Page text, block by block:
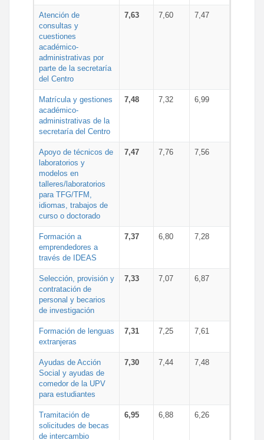
Atención de
consultas y
cuestiones
académico-
administrativas por
parte de la secretaría
del Centro
7,63 7,60 7,47
Matrícula y gestiones
académico-
administrativas de la
secretaría del Centro
7,48 7,32 6,99
Apoyo de técnicos de
laboratorios y
modelos en
talleres/laboratorios
para TFG/TFM,
idiomas, trabajos de
curso o doctorado
7,47 7,76 7,56
Formación a
emprendedores a
través de IDEAS
7,37 6,80 7,28
Selección, provisión y
contratación de
personal y becarios
de investigación
7,33 7,07 6,87
Formación de lenguas
extranjeras
7,31 7,25 7,61
Ayudas de Acción
Social y ayudas de
comedor de la UPV
para estudiantes
7,30 7,44 7,48
Tramitación de
solicitudes de becas
de intercambio
6,95 6,88 6,26